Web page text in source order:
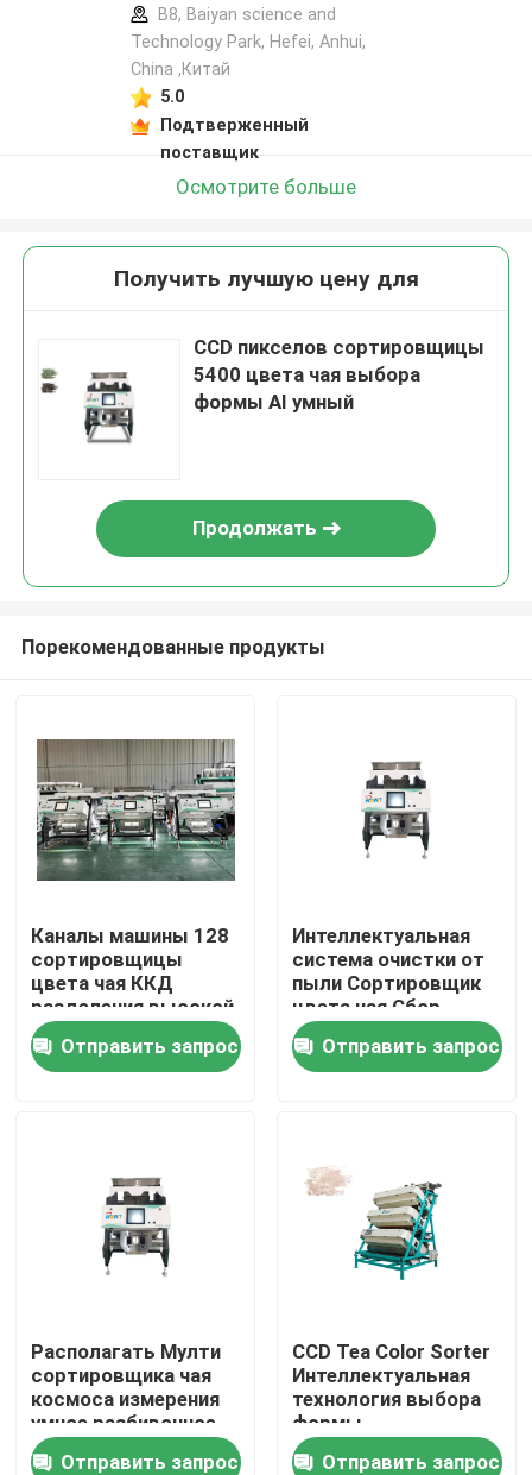
Дома
О Компании
Контакты
Сортировщица цвета риса
Сортировщица цвета пшеницы
сортировщица цвета анакардии
B8, Baiyan science and
Technology Park, Hefei, Anhui,
China ,Китай
5.0
Подтверженный
поставщик
Осмотрите больше
Получить лучшую цену для
CCD пикселов сортировщицы
5400 цвета чая выбора
формы AI умный
Продолжать
Порекомендованные продукты
Каналы машины 128
сортировщицы
цвета чая ККД
разделения высокой
эффективности
Отправить запрос
Интеллектуальная
система очистки от
пыли Сортировщик
цвета чая Сбор
изображений CCD
Отправить запрос
Располагать Мулти
сортировщика чая
космоса измерения
умное разбивочное
Отправить запрос
CCD Tea Color Sorter
Интеллектуальная
технология выбора
формы
Отправить запрос